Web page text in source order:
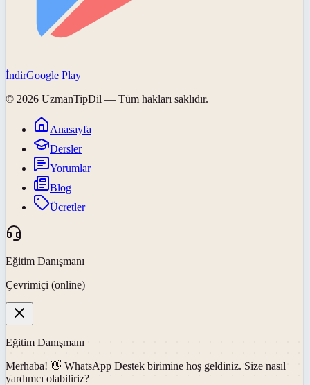
İndirGoogle Play
© 2026 UzmanTipDil — Tüm hakları saklıdır.
Anasayfa
Dersler
Yorumlar
Blog
Ücretler
Eğitim Danışmanı
Çevrimiçi (online)
Eğitim Danışmanı
Merhaba! 👋 WhatsApp Destek birimine hoş geldiniz. Size nasıl
yardımcı olabiliriz?